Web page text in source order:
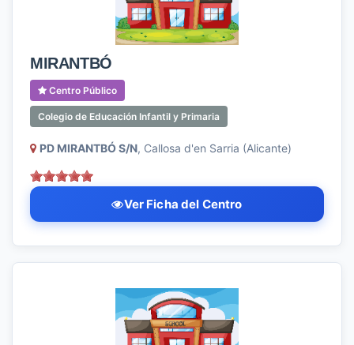
MIRANTBÓ
Centro Público
Colegio de Educación Infantil y Primaria
PD MIRANTBÓ S/N, Callosa d'en Sarria (Alicante)
Ver Ficha del Centro